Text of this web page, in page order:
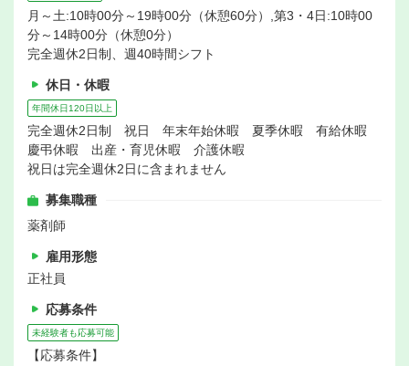
月～土:10時00分～19時00分（休憩60分）,第3・4日:10時00
分～14時00分（休憩0分）
完全週休2日制、週40時間シフト
休日・休暇
年間休日120日以上
完全週休2日制 祝日 年末年始休暇 夏季休暇 有給休暇
慶弔休暇 出産・育児休暇 介護休暇
祝日は完全週休2日に含まれません
募集職種
薬剤師
雇用形態
正社員
応募条件
未経験者も応募可能
【応募条件】